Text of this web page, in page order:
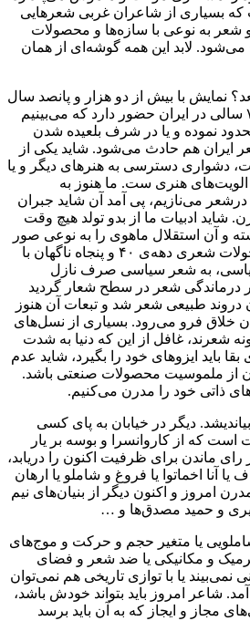
بسیاری از شاعران غربی شعرهایی
به نوعی با سازه‌ها و محصولات
لابد این همه گوشه‌ای از همان
نمایش با بیش از دو هزار و پانصد سال
قدمت به صورت علمی ۷۰ سالی در ایران حضور دارد که می‌بینیم
نموده و یا در شرف بلعیده شدن
ایران هم حادث می‌شود. شاید یکی از
دشواری دسترسی به هنرهای دیگر و یا
هنری ست. ما هنوز به
می‌نازیم، پی آمد آن شاید جبران
شاید ادبیات ما از بدو تولد هیچ وقت
و آن استقلال ماهوی را به نوعی صور
صوری تحمل نموده مثلاً تحولات شعری دهه‌ی ۴۰ و پنجاه ناگهان با
به شعر سیاسی صرف نازل
درماندگی شعر در سطح شعار گردید
طبیعی شعر شد و تبعات آن هنوز
خلاق فرو می‌رود. بسیاری از نسل‌های
شعرند، غافل از این که دنیا به شدت
باید ایزوهای خود را بگیرد، شاید عدم
از ملموسیت محصولات صنعتی باشد.
ذاتی خود را مدرن می‌کنیم.
دیگر در خیابان به پای کسی
که از کاروانسرا و بوسه بر یار
ماندن برای ظرفیت اکنون را دریابد،
آنا اخماتوا یا فروغ و شاملو یا ارهان
امروز و اکنون دیگر از بنیان‌های نیم
و حمید مصدق‌ها و …
یا متغیر حجم و حرکت و موج‌های
و مکانیکی یا ضد شعر و فضای
نمی‌بیند یا با توازی تاریخی هم نمی‌توان
شاعر امروز باید بتواند خودش باشد،
مجاز و ایجاز که به آن باید برسد